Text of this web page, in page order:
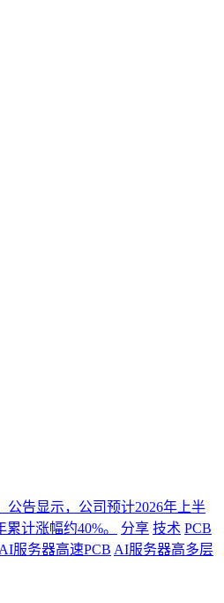
公告显示，公司预计2026年上半
计涨幅约40%。 分享 技术 PCB
AI服务器高速PCB AI服务器高多层